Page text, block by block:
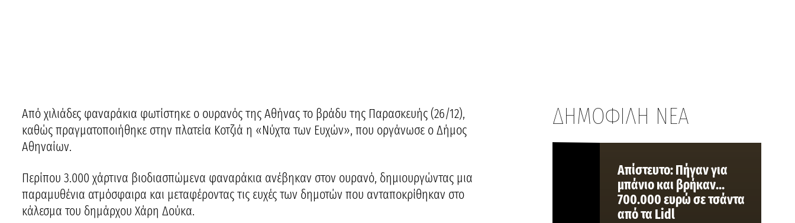
Από χιλιάδες φαναράκια φωτίστηκε ο ουρανός της Αθήνας το βράδυ της Παρασκευής (26/12),
καθώς πραγματοποιήθηκε στην πλατεία Κοτζιά η «Νύχτα των Ευχών», που οργάνωσε ο Δήμος
Αθηναίων.
Περίπου 3.000 χάρτινα βιοδιασπώμενα φαναράκια ανέβηκαν στον ουρανό, δημιουργώντας μια
παραμυθένια ατμόσφαιρα και μεταφέροντας τις ευχές των δημοτών που ανταποκρίθηκαν στο
κάλεσμα του δημάρχου Χάρη Δούκα.
ΔΗΜΟΦΙΛΗ ΝΕΑ
Aπίστευτο: Πήγαν για
μπάνιο και βρήκαν…
700.000 ευρώ σε τσάντα
από τα Lidl